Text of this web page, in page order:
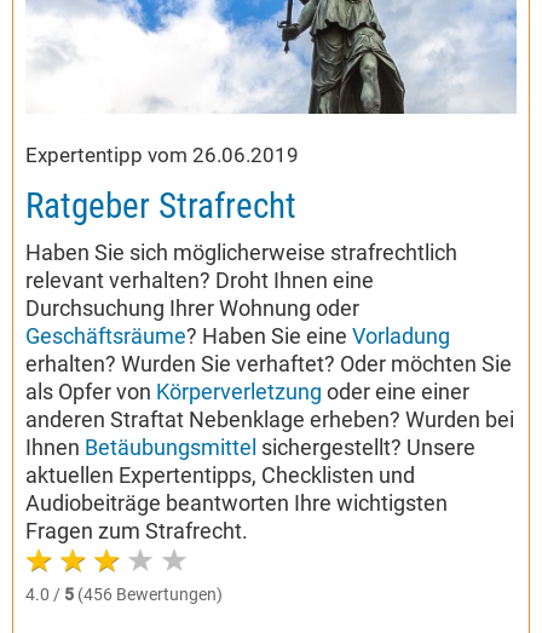
Expertentipp vom 26.06.2019
Ratgeber Strafrecht
Haben Sie sich möglicherweise strafrechtlich
relevant verhalten? Droht Ihnen eine
Durchsuchung Ihrer Wohnung oder
Geschäftsräume? Haben Sie eine Vorladung
erhalten? Wurden Sie verhaftet? Oder möchten Sie
als Opfer von Körperverletzung oder eine einer
anderen Straftat Nebenklage erheben? Wurden bei
Ihnen Betäubungsmittel sichergestellt? Unsere
aktuellen Expertentipps, Checklisten und
Audiobeiträge beantworten Ihre wichtigsten
Fragen zum Strafrecht.
4.0 / 5 (456 Bewertungen)